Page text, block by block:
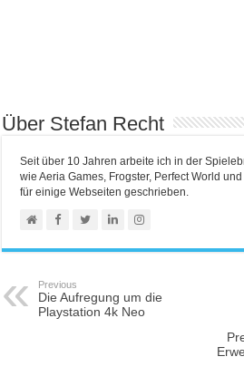
Über Stefan Recht
Seit über 10 Jahren arbeite ich in der
wie Aeria Games, Frogster, Perfect World
für einige Webseiten geschrieben.
Previous
Die Aufregung um die
Playstation 4k Neo